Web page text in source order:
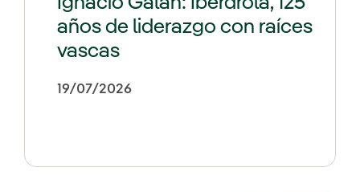
años de liderazgo con raíces
vascas
19/07/2026